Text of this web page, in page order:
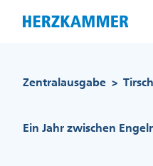
Zentralausgabe >
Ein Jahr zwischen